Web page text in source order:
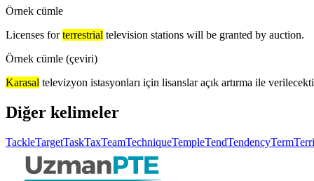
Örnek cümle
Licenses for terrestrial television stations will be granted by auction.
Örnek cümle (çeviri)
Karasal televizyon istasyonları için lisanslar açık artırma ile
Diğer kelimeler
TackleTargetTaskTaxTeamTechniqueTempleTendTendencyTerm